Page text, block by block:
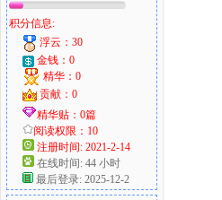
积分信息:
浮云：30
金钱：0
精华：0
贡献：0
精华贴：0篇
阅读权限：10
注册时间: 2021-2-14
在线时间: 44 小时
最后登录: 2025-12-2